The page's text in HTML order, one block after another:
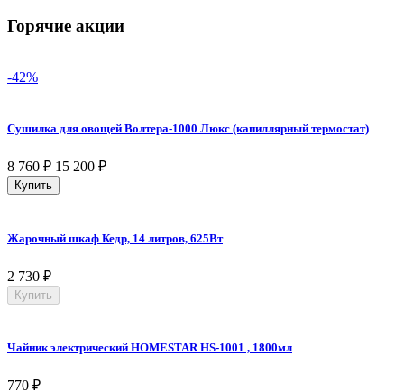
Горячие акции
-42%
Сушилка для овощей Волтера-1000 Люкс (капиллярный термостат)
8 760 ₽ 15 200 ₽
Купить
Жарочный шкаф Кедр, 14 литров, 625Вт
2 730 ₽
Купить
Чайник электрический HOMESTAR HS-1001 , 1800мл
770 ₽